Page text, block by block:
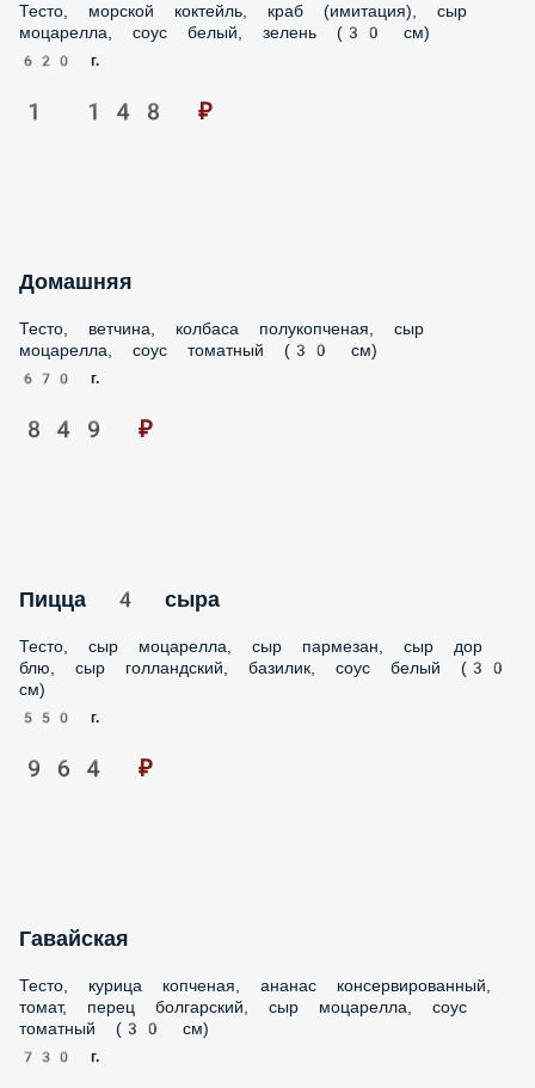
Тесто, морской коктейль, краб (имитация), сыр
моцарелла, соус белый, зелень (30 см)
620 г.
1 148 ₽
Домашняя
Тесто, ветчина, колбаса полукопченая, сыр
моцарелла, соус томатный (30 см)
670 г.
849 ₽
Пицца 4 сыра
Тесто, сыр моцарелла, сыр пармезан, сыр дор
блю, сыр голландский, базилик, соус белый (30
см)
550 г.
964 ₽
Гавайская
Тесто, курица копченая, ананас консервированный,
томат, перец болгарский, сыр моцарелла, соус
томатный (30 см)
730 г.